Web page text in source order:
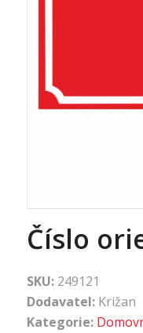
Číslo
SKU: 249121
Dodavatel: Križan
Kategorie: